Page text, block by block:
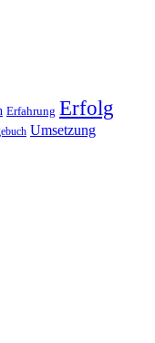
Erfahrung Erfolg
Umsetzung